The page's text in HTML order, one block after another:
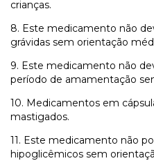
crianças.
8. Este medicamento não
grávidas sem orientação
9. Este medicamento não
período de amamentação
10. Medicamentos em
mastigados.
11. Este medicamento não
hipoglicêmicos sem